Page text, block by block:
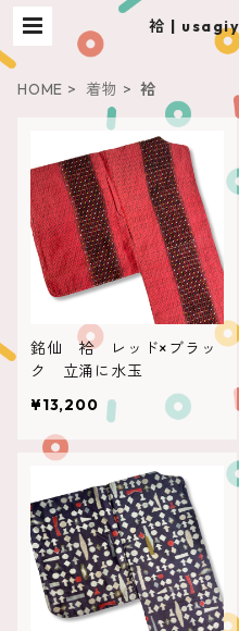
袷 |
HOME 着物 袷
銘仙 袷 レッド×ブラッ
ク 立涌に水玉
¥13,200